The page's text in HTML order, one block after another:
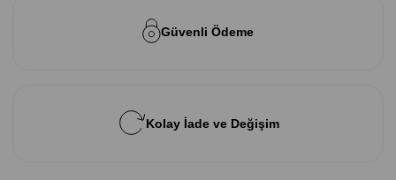
Güvenli Ödeme
Kolay İade ve Değişim